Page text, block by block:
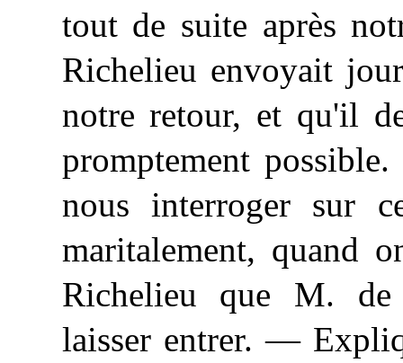
tout de suite après
Richelieu envoyait
notre retour, et qu'il
promptement
nous interroger sur
maritalement, quand
Richelieu que M. de
laisser entrer. —